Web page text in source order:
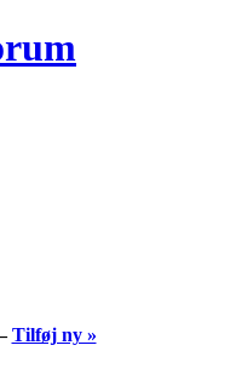
Tilføj ny »